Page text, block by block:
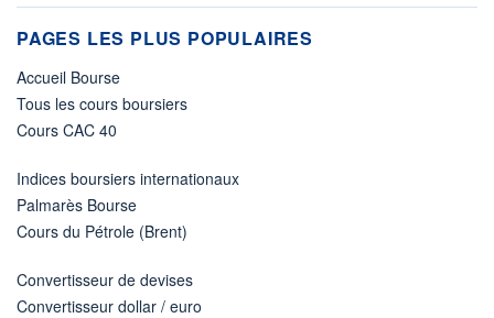
PAGES LES PLUS POPULAIRES
Accueil Bourse
Tous les cours boursiers
Cours CAC 40
Indices boursiers internationaux
Palmarès Bourse
Cours du Pétrole (Brent)
Convertisseur de devises
Convertisseur dollar / euro